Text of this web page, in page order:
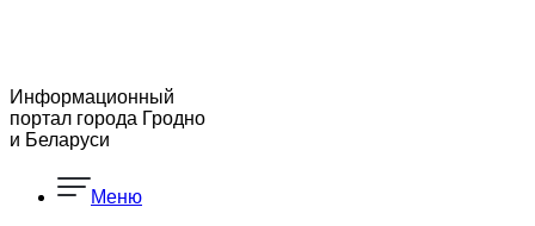
Информационный
портал города Гродно
и Беларуси
Меню